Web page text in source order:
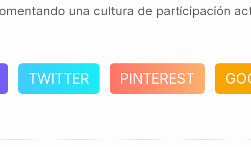
una cultura de participación
TWITTER PINTEREST